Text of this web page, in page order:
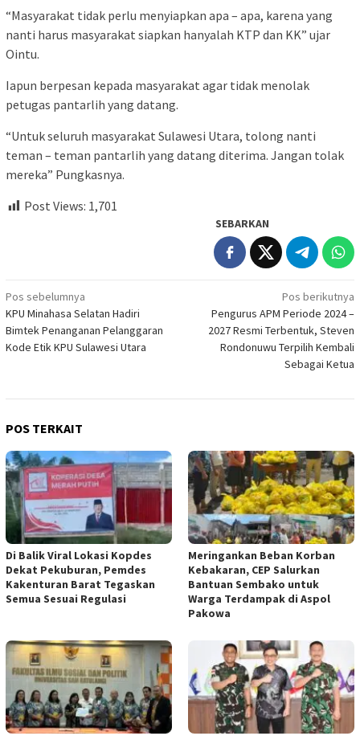
“Masyarakat tidak perlu menyiapkan apa – apa, karena yang
nanti harus masyarakat siapkan hanyalah KTP dan KK” ujar
Ointu.
Iapun berpesan kepada masyarakat agar tidak menolak
petugas pantarlih yang datang.
“Untuk seluruh masyarakat Sulawesi Utara, tolong nanti
teman – teman pantarlih yang datang diterima. Jangan tolak
mereka” Pungkasnya.
Post Views: 1,701
SEBARKAN
Navigasi
pos
Pos sebelumnya
KPU Minahasa Selatan Hadiri
Bimtek Penanganan Pelanggaran
Kode Etik KPU Sulawesi Utara
Pos berikutnya
Pengurus APM Periode 2024 –
2027 Resmi Terbentuk, Steven
Rondonuwu Terpilih Kembali
Sebagai Ketua
POS TERKAIT
Di Balik Viral Lokasi Kopdes
Dekat Pekuburan, Pemdes
Kakenturan Barat Tegaskan
Semua Sesuai Regulasi
Meringankan Beban Korban
Kebakaran, CEP Salurkan
Bantuan Sembako untuk
Warga Terdampak di Aspol
Pakowa